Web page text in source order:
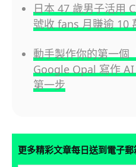
日本 47 歲男子活用
號收 fans 月賺逾 10
動手製作你的第一個
Google Opal 寫作
第一步
更多精彩文章每日送到電子郵